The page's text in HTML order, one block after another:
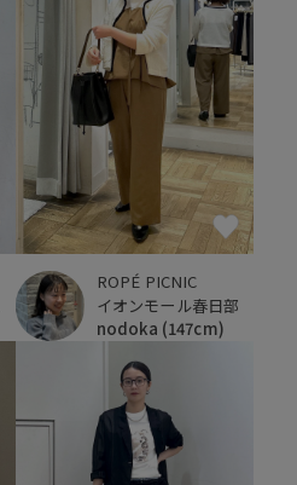
ROPÉ PICNIC
イオンモール春日部
nodoka (147cm)